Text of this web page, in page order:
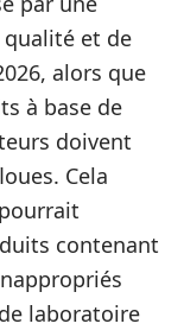
et de
alors que
à base de
doivent
Cela
contenant
laboratoire